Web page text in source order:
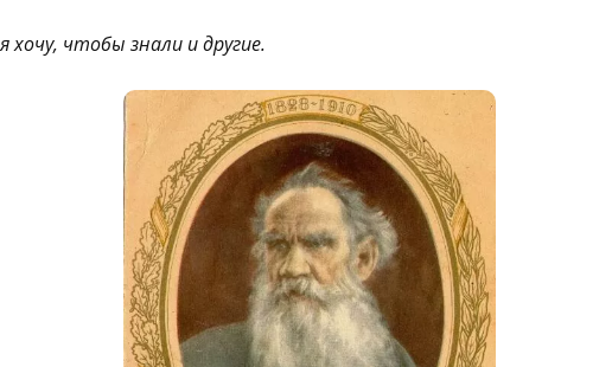
хочу, чтобы знали и другие.